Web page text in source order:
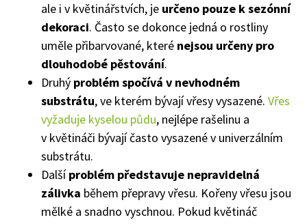
ale i v květinářstvích, je určeno pouze k sezónní
dekoraci. Často se dokonce jedná o rostliny
uměle přibarvované, které nejsou určeny pro
dlouhodobé pěstování.
Druhý problém spočívá v nevhodném
substrátu, ve kterém bývají vřesy vysazené. Vřes
vyžaduje kyselou půdu, nejlépe rašelinu a
v květináči bývají často vysazené v univerzálním
substrátu.
Dalšíproblém představuje nepravidelná
zálivka během přepravy vřesu. Kořeny vřesu jsou
mělké a snadno vyschnou. Pokud květináč